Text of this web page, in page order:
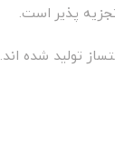
پذیر است.
تولید شده اند.